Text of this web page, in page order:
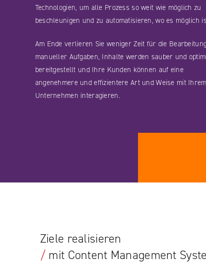
Technologien, um alle Prozess so weit wie möglich zu
beschleunigen und zu automatisieren, wo es möglich
Am Ende verlieren Sie weniger Zeit für die
manueller Aufgaben, Inhalte werden sauber und
bereitgestellt und Ihre Kunden können auf eine
angenehmere und effizientere Art und Weise mit Ihrem
Unternehmen interagieren.
Ziele realisieren
/ mit Content Management